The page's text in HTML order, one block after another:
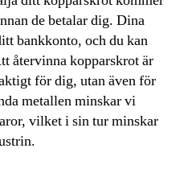
de betalar dig. Dina
bankkonto, och du kan
återvinna kopparskrot är
för dig, utan även för
metallen minskar vi
vilket i sin tur minskar